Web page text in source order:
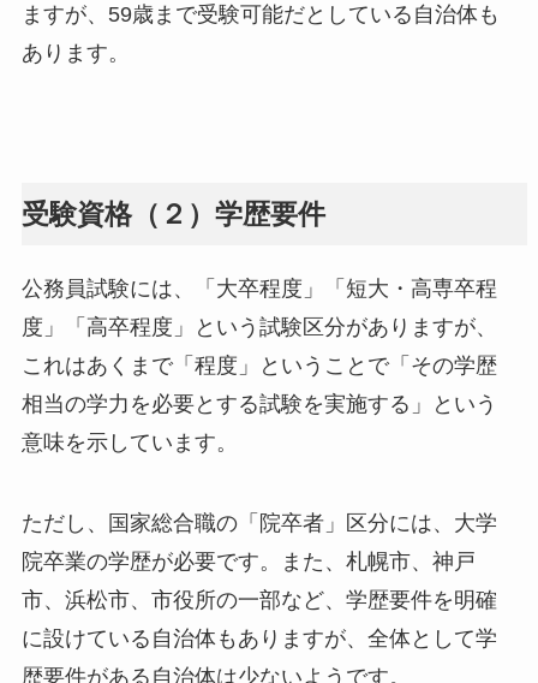
ますが、59歳まで受験可能だとしている自治体も
あります。
受験資格（２）学歴要件
公務員試験には、「大卒程度」「短大・高専卒程
度」「高卒程度」という試験区分がありますが、
これはあくまで「程度」ということで「その学歴
相当の学力を必要とする試験を実施する」という
意味を示しています。
ただし、国家総合職の「院卒者」区分には、大学
院卒業の学歴が必要です。また、札幌市、神戸
市、浜松市、市役所の一部など、学歴要件を明確
に設けている自治体もありますが、全体として学
歴要件がある自治体は少ないようです。